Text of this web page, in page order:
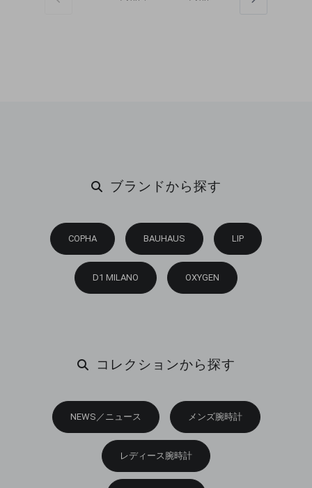
ブランドから探す
COPHA BAUHAUS LIP
D1 MILANO OXYGEN
コレクションから探す
NEWS／ニュース メンズ腕時計
レディース腕時計